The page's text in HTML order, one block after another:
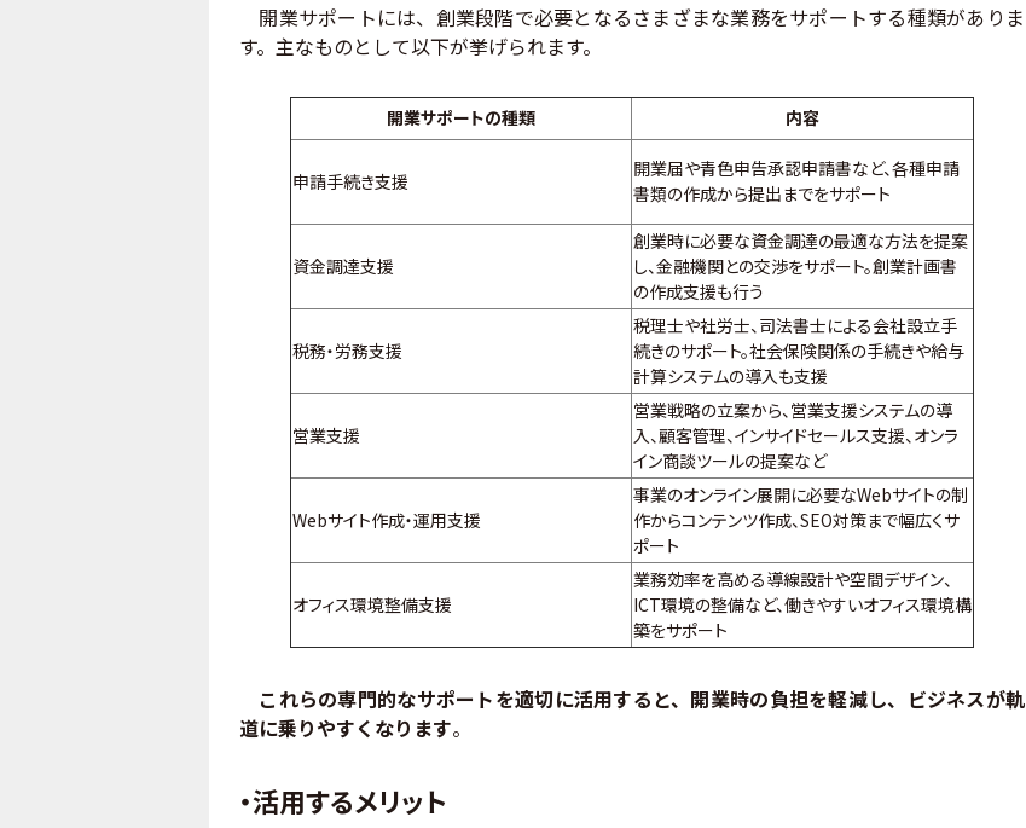
開業サポートには、創業段階で必要となるさまざまな業務をサポートする種類がありま
す。主なものとして以下が挙げられます。
開業サポートの種類 内容
申請手続き支援
開業届や青色申告承認申請書など、各種申請
書類の作成から提出までをサポート
資金調達支援
創業時に必要な資金調達の最適な方法を提案
し、金融機関との交渉をサポート。創業計画書
の作成支援も行う
税務・労務支援
税理士や社労士、司法書士による会社設立手
続きのサポート。社会保険関係の手続きや給与
計算システムの導入も支援
営業支援
営業戦略の立案から、営業支援システムの導
入、顧客管理、インサイドセールス支援、オンラ
イン商談ツールの提案など
Webサイト作成・運用支援
事業のオンライン展開に必要なWebサイトの制
作からコンテンツ作成、SEO対策まで幅広くサ
ポート
オフィス環境整備支援
業務効率を高める導線設計や空間デザイン、
ICT環境の整備など、働きやすいオフィス環境構
築をサポート
これらの専門的なサポートを適切に活用すると、開業時の負担を軽減し、ビジネスが軌
道に乗りやすくなります。
・活用するメリット